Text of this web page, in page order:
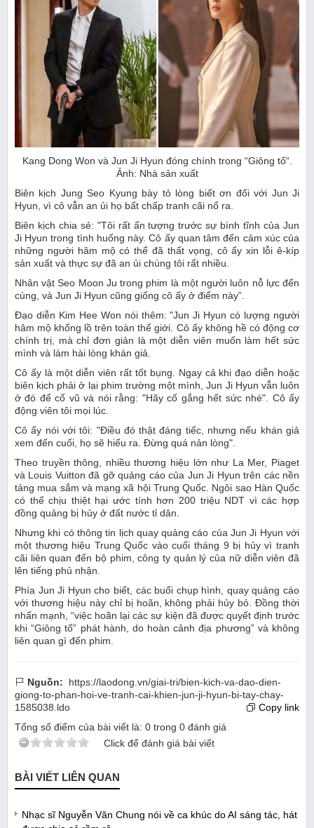
Kang Dong Won và Jun Ji Hyun đóng chính trong “Giông tố“.
Ảnh: Nhà sản xuất
Biên kịch Jung Seo Kyung bày tỏ lòng biết ơn đối với Jun Ji
Hyun, vì cô vẫn an ủi họ bất chấp tranh cãi nổ ra.
Biên kịch chia sẻ: "Tôi rất ấn tượng trước sự bình tĩnh của Jun
Ji Hyun trong tình huống này. Cô ấy quan tâm đến cảm xúc của
những người hâm mộ có thể đã thất vọng, cô ấy xin lỗi ê-kíp
sản xuất và thực sự đã an ủi chúng tôi rất nhiều.
Nhân vật Seo Moon Ju trong phim là một người luôn nỗ lực đến
cùng, và Jun Ji Hyun cũng giống cô ấy ở điểm này”.
Đạo diễn Kim Hee Won nói thêm: "Jun Ji Hyun có lượng người
hâm mộ khổng lồ trên toàn thế giới. Cô ấy không hề có động cơ
chính trị, mà chỉ đơn giản là một diễn viên muốn làm hết sức
mình và làm hài lòng khán giả.
Cô ấy là một diễn viên rất tốt bụng. Ngay cả khi đạo diễn hoặc
biên kịch phải ở lại phim trường một mình, Jun Ji Hyun vẫn luôn
ở đó để cổ vũ và nói rằng: "Hãy cố gắng hết sức nhé". Cô ấy
động viên tôi mọi lúc.
Cô ấy nói với tôi: "Điều đó thật đáng tiếc, nhưng nếu khán giả
xem đến cuối, họ sẽ hiểu ra. Đừng quá nản lòng".
Theo truyền thông, nhiều thương hiệu lớn như La Mer, Piaget
và Louis Vuitton đã gỡ quảng cáo của Jun Ji Hyun trên các nền
tảng mua sắm và mạng xã hội Trung Quốc. Ngôi sao Hàn Quốc
có thể chịu thiệt hại ước tính hơn 200 triệu NDT vì các hợp
đồng quảng bị hủy ở đất nước tỉ dân.
Nhưng khi có thông tin lịch quay quảng cáo của Jun Ji Hyun với
một thương hiệu Trung Quốc vào cuối tháng 9 bị hủy vì tranh
cãi liên quan đến bộ phim, công ty quản lý của nữ diễn viên đã
lên tiếng phủ nhận.
Phía Jun Ji Hyun cho biết, các buổi chụp hình, quay quảng cáo
với thương hiệu này chỉ bị hoãn, không phải hủy bỏ. Đồng thời
nhấn mạnh, “việc hoãn lại các sự kiện đã được quyết định trước
khi “Giông tố” phát hành, do hoàn cảnh địa phương” và không
liên quan gì đến phim.
Nguồn:
https://laodong.vn/giai-tri/bien-kich-va-dao-dien-
giong-to-phan-hoi-ve-tranh-cai-khien-jun-ji-hyun-bi-tay-chay-
1585038.ldo
Copy link
Tổng số điểm của bài viết là: 0 trong 0 đánh giá
Click để đánh giá bài viết
BÀI VIẾT LIÊN QUAN
Nhạc sĩ Nguyễn Văn Chung nói về ca khúc do AI sáng tác, hát